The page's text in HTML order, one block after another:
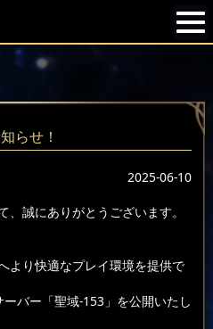
らせ！
2025-06-10
誠にありがとうございます。
より快適なプレイ環境を提供で
バー「聖域-153」を公開いたし